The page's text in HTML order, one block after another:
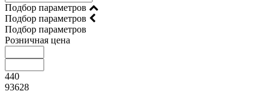
Подбор параметров
Подбор параметров
Подбор параметров
Розничная цена
440
93628